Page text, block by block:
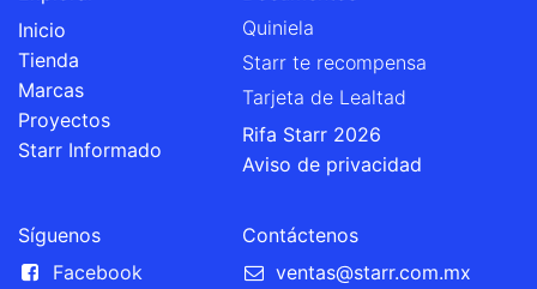
Inicio
Tienda
Marcas
Proyectos
Starr Informado
Quiniela
Starr te recompensa
Tarjeta de Lealtad
Rifa Starr 2026
Aviso de privacidad
Síguenos
Facebook
Contáctenos
ventas@starr.com.mx